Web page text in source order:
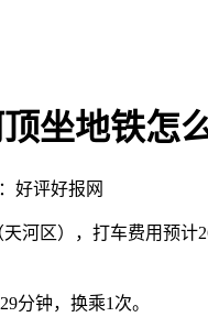
坐地铁怎
好评好报网
河区），打车费用预
分钟，换乘1次。